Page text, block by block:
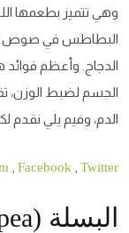
وهي تتميز بطعمها
البطاطس في صوص
الدجاج. وأعظم فوائد
الجسم لضبط الوزن،
الدم، وفيم يلي نقدم
Facebook Twitter
البسلة (pea ):